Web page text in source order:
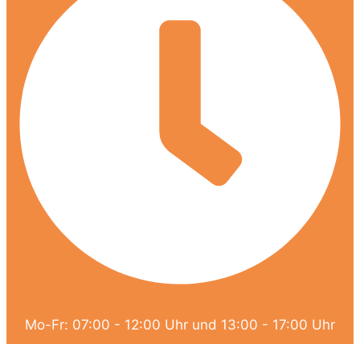
Mo-Fr: 07:00 - 12:00 Uhr und 13:00 - 17:00 Uhr